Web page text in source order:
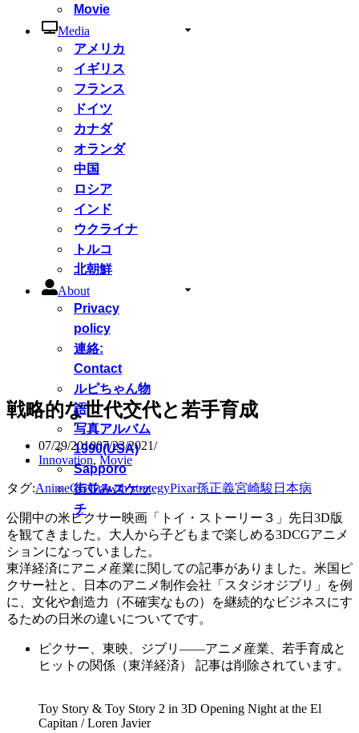
Movie
Media
アメリカ
イギリス
フランス
ドイツ
カナダ
オランダ
中国
ロシア
インド
ウクライナ
トルコ
北朝鮮
About
Privacy
policy
連絡:
Contact
ルピちゃん物
語
写真アルバム
1990(USA)
Sapporo
街並みスケッ
チ
戦略的な世代交代と若手育成
07/29/201007/23/2021
Innovation, Movie
タグ:AnimeCGGrowth strategyPixar孫正義宮崎駿 日本病
公開中の米ピクサー映画「トイ・ストーリー３」先日3D版
を観てきました。大人から子どもまで楽しめる3DCGアニメ
ションになっていました。
東洋経済にアニメ産業に関しての記事がありました。米国ピ
クサー社と、日本のアニメ制作会社「スタジオジブリ」を例
に、文化や創造力（不確実なもの）を継続的なビジネスにす
るための日米の違いについてです。
ピクサー、東映、ジブリ――アニメ産業、若手育成と
ヒットの関係（東洋経済） 記事は削除されています。
Toy Story & Toy Story 2 in 3D Opening Night at the El
Capitan / Loren Javier